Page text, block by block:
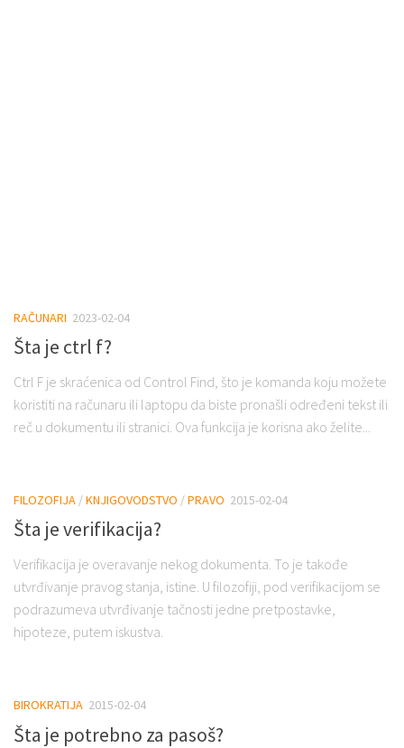
RAČUNARI 2023-02-04
Šta je ctrl f?
Ctrl F je skraćenica od Control Find, što je komanda koju možete
koristiti na računaru ili laptopu da biste pronašli određeni tekst ili
reč u dokumentu ili stranici. Ova funkcija je korisna ako želite...
FILOZOFIJA /KNJIGOVODSTVO /PRAVO 2015-02-04
Šta je verifikacija?
Verifikacija je overavanje nekog dokumenta. To je takođe
utvrđivanje pravog stanja, istine. U filozofiji, pod verifikacijom se
podrazumeva utvrđivanje tačnosti jedne pretpostavke,
hipoteze, putem iskustva.
BIROKRATIJA 2015-02-04
Šta je potrebno za pasoš?